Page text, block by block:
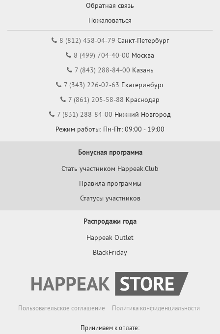
Обратная связь
Пожаловаться
8 (812) 458-04-79 Санкт-Петербург
8 (499) 704-40-00 Москва
7 (843) 288-84-00 Казань
7 (343) 226-02-63 Екатеринбург
7 (861) 205-58-88 Краснодар
7 (831) 288-84-00 Нижний Новгород
Режим работы: Пн-Пт: 09:00 - 19:00
Бонусная программа
Стать участником Happeak.Club
Правила программы
Статусы участников
Распродажи года
Happeak Outlet
BlackFriday
Пользовательское соглашение Политика конфиденциальности
Принимаем к оплате: